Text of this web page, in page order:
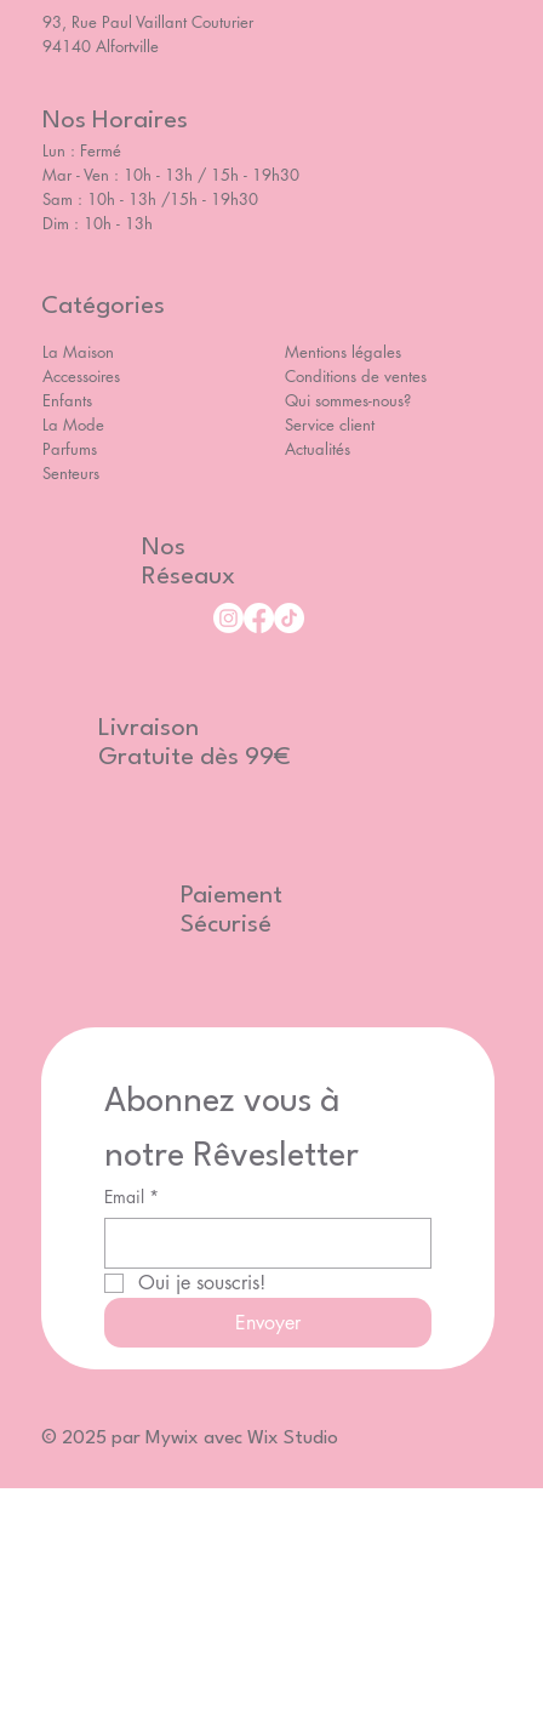
93, Rue Paul Vaillant Couturier
94140 Alfortville
Nos Horaires
Lun : Fermé
Mar - Ven : 10h - 13h / 15h - 19h30
Sam : 10h - 13h /15h - 19h30
Dim : 10h - 13h
Catégories
La Maison
Accessoires
Enfants
La Mode
Parfums
Senteurs
Mentions légales
Conditions de ventes
Qui sommes-nous?
Service client
Actualités
Abonnez vous à
notre Rêvesletter
Email *
Oui je souscris!
Envoyer
Nos
Réseaux
Livraison
Gratuite dès 99€
Paiement
Sécurisé
© 2025 par Mywix avec Wix Studio